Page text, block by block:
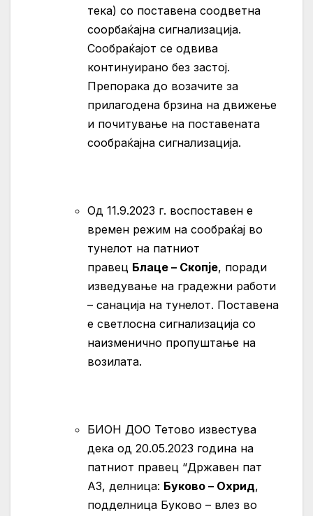
тека) со поставена соодветна
соорбаќајна сигнализација.
Сообраќајот се одвива
континуирано без застој.
Препорака до возачите за
прилагодена брзина на движење
и почитување на поставената
сообраќајна сигнализација.
Oд 11.9.2023 г. воспоставен е
времен режим на сообраќај во
тунелот на патниот
правец Блаце – Скопје, поради
изведување на градежни работи
– санација на тунелот. Поставена
е светлосна сигнализација со
наизменично пропуштање на
возилата.
БИОН ДОО Тетово известува
дека од 20.05.2023 година на
патниот правец “Државен пат
А3, делница: Буково – Охрид,
подделница Буково – влез во